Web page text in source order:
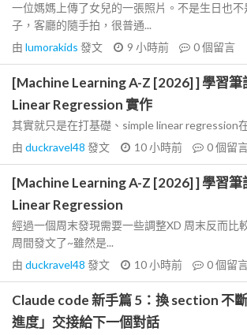
一位媽媽上傳了女兒的一張照片。不是生日也不
子，客廳的隨手拍，很普通...
由 lumorakids 發文 9 小時前 0個留言
[Machine Learning A-Z [2026] ] 學習筆
Linear Regression 實作
其實就只是在打基礎、simple linear regression
由 duckravel48 發文 10 小時前 0個留
[Machine Learning A-Z [2026] ] 學習筆
Linear Regression
經過一個周末發現需要一些調整XD 周末反而比
周間發文了~雖然是...
由 duckravel48 發文 10 小時前 0個留
Claude code 新手篇 5：換 section 不
進度」交接給下一個對話